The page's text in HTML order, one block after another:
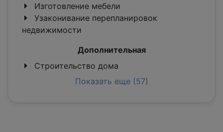
Изготовление мебели
Узаконивание перепланировок
недвижимости
Дополнительная
Строительство дома
Показать еще (57)